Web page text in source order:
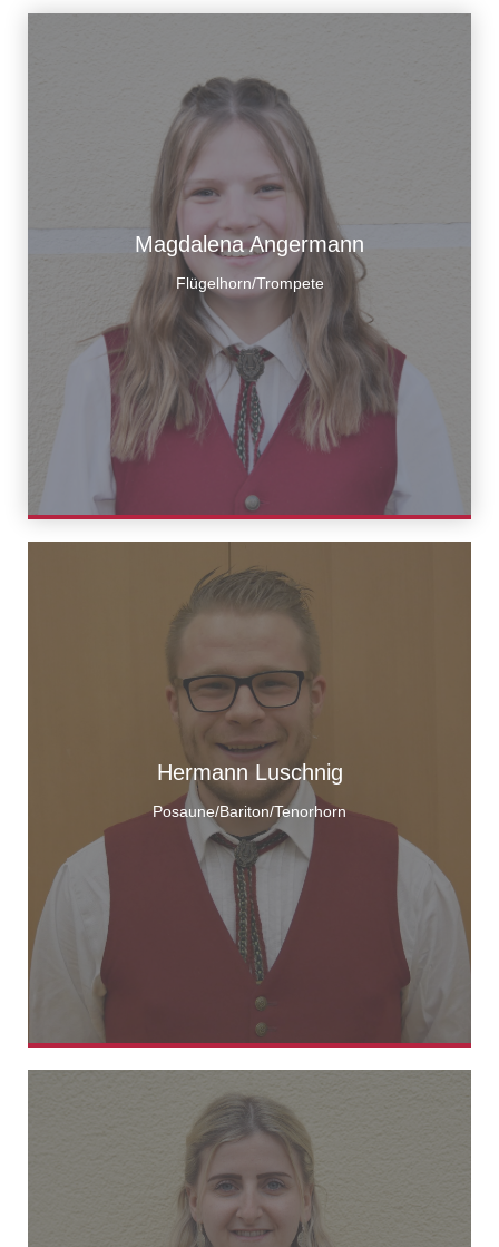
Magdalena Angermann
Flügelhorn/Trompete
Hermann Luschnig
Posaune/Bariton/Tenorhorn